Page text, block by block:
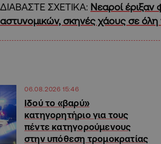
ΔΙΑΒΑΣΤΕ ΣΧΕΤΙΚΑ: Νεαροί έριξαν
αστυνομικών, σκηνές χάους σε
06.08.2026 15:46
Ιδού το «βαρύ»
κατηγορητήριο για τους
πέντε κατηγορούμενους
στην υπόθεση τρομοκρατίας